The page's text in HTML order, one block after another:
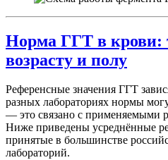
Норма ГГТ в крови:
возрасту и полу
Референсные значения ГГТ
разных лабораториях нормы
— это связано с применяемыми
Ниже приведены усреднённые
принятые в большинстве
лабораторий.